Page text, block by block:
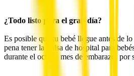
¿Todo listo para el gran día?
Es posible que tu bebé llegue antes de
pena tener la bolsa de hospital para
durante el octavo mes de embarazo, por